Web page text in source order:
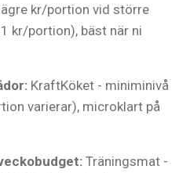
kr/portion vid större
kr/portion), bäst när ni
KraftKöket - miniminivå
varierar), microklart på
Träningsmat -